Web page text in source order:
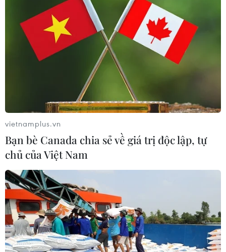
#Máy lọc nước
#Ban Chỉ đạo Tây Nam bộ
#Phó Chủ tịch Quốc hội Đức
#Edelgard Bulmahn
#Chống biến đổi khí hậu
#Đồng bằng sông Cửu Long
TP. Cần Thơ
TIN LIÊN QUAN
vietnamplus.vn
Bạn bè Canada chia sẻ về giá trị độc lập, tự
chủ của Việt Nam